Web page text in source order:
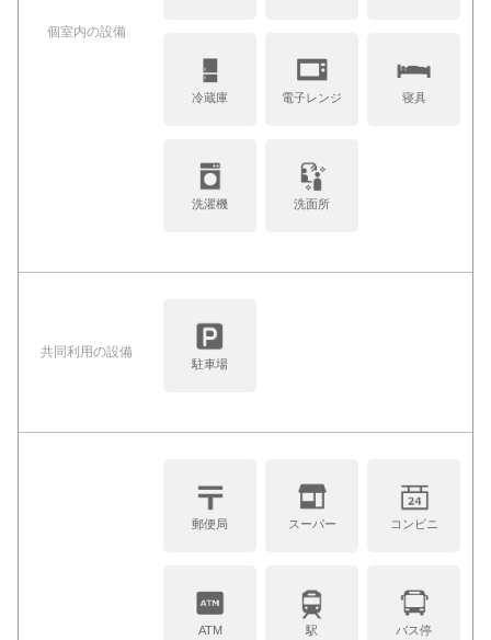
個室内の設備
冷蔵庫 電子レンジ 寝具
洗濯機 洗面所
共同利⽤の設備
駐車場
郵便局 スーパー コンビニ
ATM 駅 バス停